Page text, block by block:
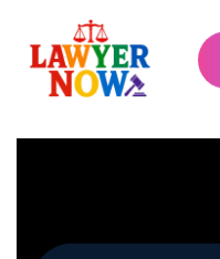
content